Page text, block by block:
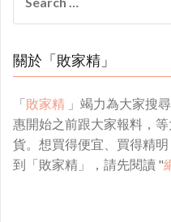
for:
關於「敗家精」
「敗家精 」竭力為大家搜
惠開始之前跟大家報料，
貨。想買得便宜、買得精
到「敗家精」，請先閱讀 "